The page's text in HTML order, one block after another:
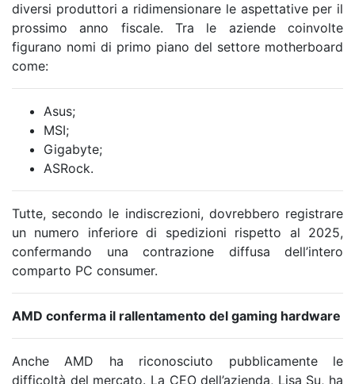
diversi produttori a ridimensionare le aspettative per il
prossimo anno fiscale. Tra le aziende coinvolte
figurano nomi di primo piano del settore motherboard
come:
Asus;
MSI;
Gigabyte;
ASRock.
Tutte, secondo le indiscrezioni, dovrebbero registrare
un numero inferiore di spedizioni rispetto al 2025,
confermando una contrazione diffusa dell’intero
comparto PC consumer.
AMD conferma il rallentamento del gaming hardware
Anche AMD ha riconosciuto pubblicamente le
difficoltà del mercato. La CEO dell’azienda, Lisa Su, ha